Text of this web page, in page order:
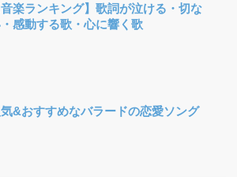
音楽ランキング】歌詞が泣ける・切な
感動する歌・心に響く歌
気&おすすめなバラードの恋愛ソング